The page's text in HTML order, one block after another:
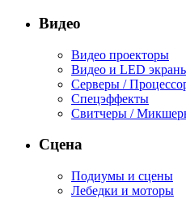
Видео
Видео проекторы
Видео и LED
Серверы /
Спецэффекты
Свитчеры /
Сцена
Подиумы и сцены
Лебедки и моторы